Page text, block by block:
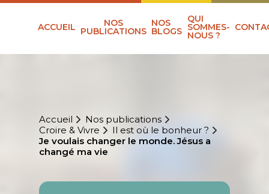
ACCUEIL NOS
PUBLICATIONS
NOS
BLOGS
QUI
SOMMES-
NOUS ?
Accueil
Nos publications
Croire & Vivre
Il est où le bonheur ?
Je voulais changer le monde. Jésus a
changé ma vie